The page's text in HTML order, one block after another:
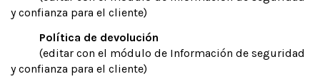
y confianza para el cliente)
Política de devolución
(editar con el módulo de Información de seguridad
y confianza para el cliente)